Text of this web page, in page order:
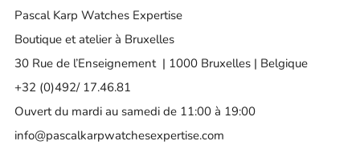
Pascal Karp Watches Expertise
Boutique et atelier à Bruxelles
30 Rue de l’Enseignement | 1000 Bruxelles | Belgique
+32 (0)492/ 17.46.81
Ouvert du mardi au samedi de 11:00 à 19:00
info@pascalkarpwatchesexpertise.com